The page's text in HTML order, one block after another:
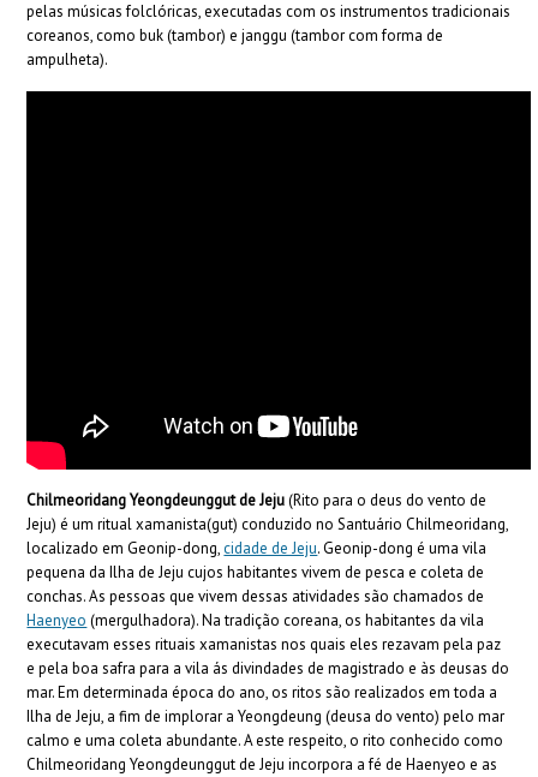
pelas músicas folclóricas, executadas com os instrumentos tradicionais
coreanos, como buk (tambor) e janggu (tambor com forma de
ampulheta).
Chilmeoridang Yeongdeunggut de Jeju(Rito para o deus do vento de
Jeju) é um ritual xamanista(gut) conduzido no Santuário Chilmeoridang,
localizado em Geonip-dong,cidade de Jeju. Geonip-dong é uma vila
pequena da Ilha de Jeju cujos habitantes vivem de pesca e coleta de
conchas. As pessoas que vivem dessas atividades são chamados de
Haenyeo (mergulhadora). Na tradição coreana, os habitantes da vila
executavam esses rituais xamanistas nos quais eles rezavam pela paz
e pela boa safra para a vila ás divindades de magistrado e às deusas do
mar. Em determinada época do ano, os ritos são realizados em toda a
Ilha de Jeju, a fim de implorar a Yeongdeung (deusa do vento) pelo mar
calmo e uma coleta abundante. A este respeito, o rito conhecido como
Chilmeoridang Yeongdeunggut de Jeju incorpora a fé de Haenyeo e as